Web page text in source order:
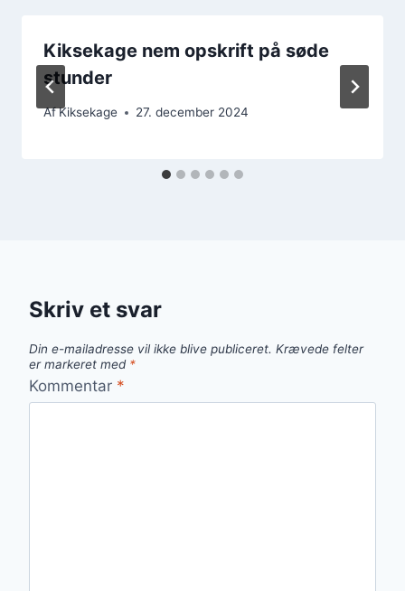
Kiksekage nem opskrift på søde
stunder
AfKiksekage 27. december 2024
Skriv et svar
Din e-mailadresse vil ikke blive publiceret. Krævede felter
er markeret med *
Kommentar *